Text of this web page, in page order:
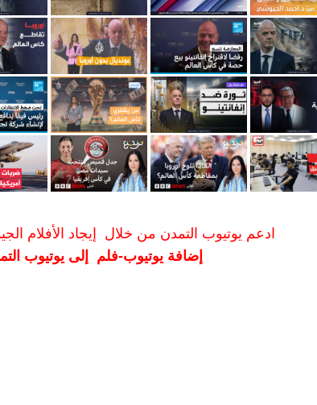
ادعم يوتيوب التمدن من خلال إيجاد الأفلام
إضافة يوتيوب-فلم إلى يوتيوب